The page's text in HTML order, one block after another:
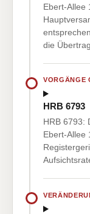
Ebert-Allee
die
VORGÄNGE
HRB 6793
HRB 6793:
Ebert-Allee